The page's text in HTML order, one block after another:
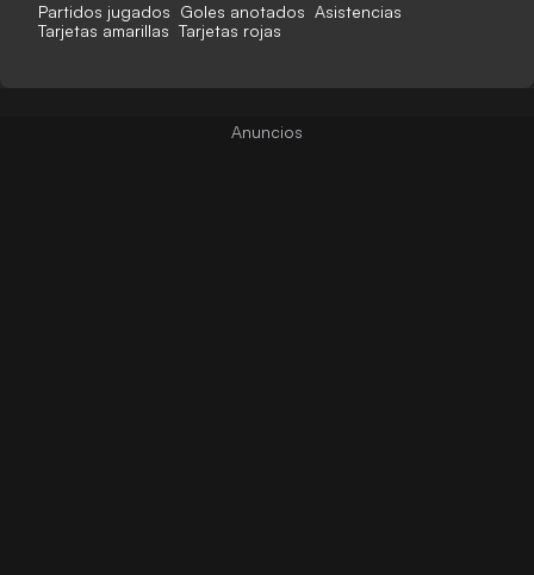
Partidos jugados Goles anotados Asistencias
Tarjetas amarillas Tarjetas rojas